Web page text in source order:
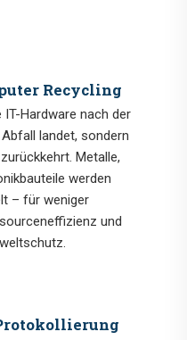
Recycling
Hardware nach der
landet, sondern
Metalle,
werden
– für weniger
und